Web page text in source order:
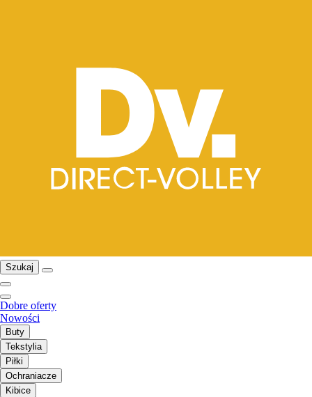
Szukaj
Dobre oferty
Nowości
Buty
Tekstylia
Piłki
Ochraniacze
Kibice